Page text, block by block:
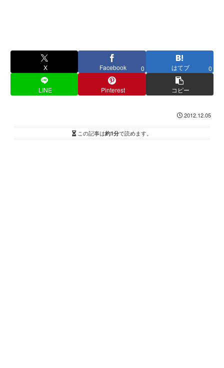
X Facebook 0 はてブ 0
LINE Pinterest コピー
2012.12.05
この記事は約1分で読めます。